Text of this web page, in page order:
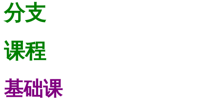
分支
课程
基础课